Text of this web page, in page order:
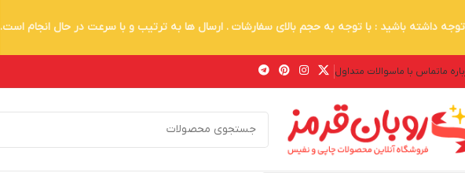
ماتماس با ماسوالات متداول
توجه داشته باشید : با توجه به حجم بالای سفارشات . ارسال ها به ترتیب و با سرعت در حال انجام است.